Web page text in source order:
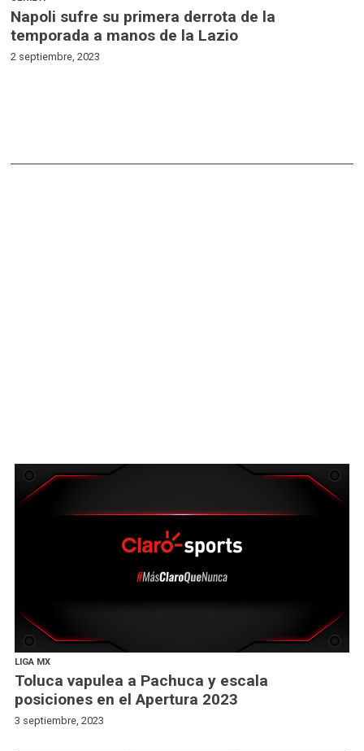
LIGA MX
Toluca vapulea a Pachuca y escala
posiciones en el Apertura 2023
3 septiembre, 2023
Napoli sufre su primera derrota de la
temporada a manos de la Lazio
2 septiembre, 2023